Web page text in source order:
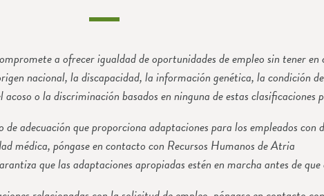
a ofrecer igualdad de oportunidades de empleo sin tener
nacional, la discapacidad, la información genética, la condición
o la discriminación basados en ninguna de estas clasificaciones
adecuación que proporciona adaptaciones para los empleados con
médica, póngase en contacto con Recursos Humanos de Atria
que las adaptaciones apropiadas estén en marcha antes de